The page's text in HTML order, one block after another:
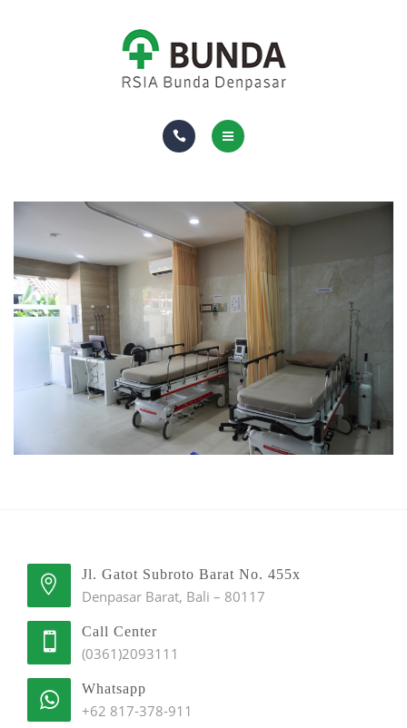
PAKET DAN LAYANAN
RUANG & FASILITAS
TENTANG KAMI
Jl. Gatot Subroto Barat No. 455x
Denpasar Barat, Bali – 80117
Call Center
(0361)2093111
Whatsapp
+62 817-378-911